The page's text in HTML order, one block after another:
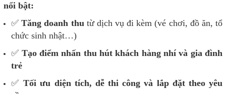
nổi bật:
✅Tăng doanh thutừ dịch vụ đi kèm (vé chơi, đồ ăn, tổ
chức sinh nhật…)
✅ Tạo điểm nhấn thu hút khách hàng nhí và gia đình
trẻ
✅Tối ưu diện tích, dễ thi công và lắp đặt theo yêu